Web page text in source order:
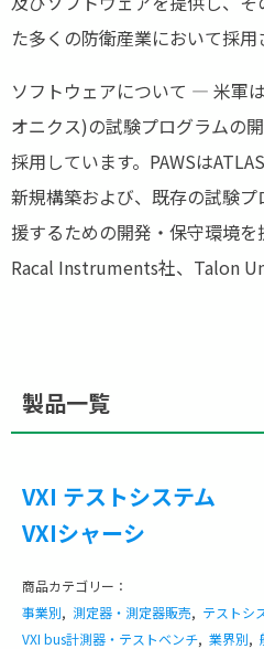
た多くの防衛産業において採用
ソフトウェアについて ― 米軍
オニクス)の試験プログラムの
採用しています。PAWSは
新規構築および、既存の試験
援するための開発・保守環境を
Racal Instruments社、Talon
製品一覧
VXI テストシステム
VXIシャーシ
商品カテゴリー：
事業別, 測定器・測定器販売, テストシ
VXI bus計測器・テストベンチ, 業界別,